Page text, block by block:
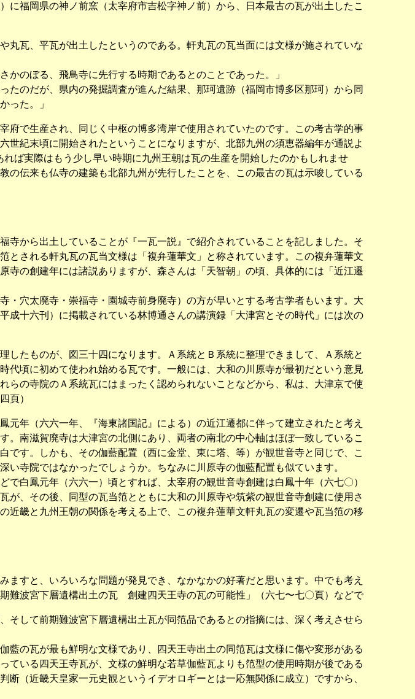
に福岡県の神ノ前窯（太宰府市吉松字神ノ前）から、日本最古の瓦が出土したこ
瓦、平瓦が出土したというのである。軒丸瓦の瓦当面には文様が施されていな
のぼる、飛鳥寺に先行する時期であるとのことであった。」
のだが、県内の発掘調査が進んだ結果、那珂遺跡（福岡市博多区那珂）から同
った。」
で生産され、同じく中枢の博多湾岸で使用されていたのです。この考古学的事
世紀末頃に開始されたということになりますが、北部九州の須恵器編年が通説よ
ば実際はもう少し早い時期に九州王朝は瓦の生産を開始したのかもしれませ
の伝来も仏寺の建築も北部九州が先行したことを、この最古の瓦は示唆している
から出土していることが『一瓦一説』で紹介されていることを記しました。そ
とされる軒丸瓦の瓦当文様は「複弁蓮華文」と称されています。この複弁蓮華文
寺の創建年には諸説ありますが、森さんは「天智朝」の頃、具体的には「近江遷
穴太廃寺・崇福寺・園城寺前身廃寺）の方が早いとする考古学者もいます。大
成十六刊）に掲載されている林博通さんの講演録「大津宮とその時代」には次の
たものが、図三十四になります。Ａ系統とＢ系統に整理できまして、Ａ系統と
代頃に初めて使われ始める瓦です。一般には、大和の川原寺が最初だという意見
らの寺院のＡ系統瓦にはまったく認められないことなどから、私は、大津京で使
頁）
年（六六一年、『海東諸国記』による）の近江遷都に伴って建立されたと考え
。南滋賀廃寺は大津宮の北側にあり、両者の南北の中心軸はほぼ一致しているこ
です。しかも、その伽藍配置（西に金堂、東に塔、等）が観世音寺と同じで、こ
寺院ではなかったでしょうか。ちなみに川原寺の伽藍配置も似ています。
白鳳元年（六六一）頃とすれば、太宰府の観世音寺創建は白鳳十年（六七〇）
が、その後、同型の瓦当笵とともに大和の川原寺や筑紫の観世音寺創建に使用さ
近畿と九州王朝の関係を考える上で、この複弁蓮華文軒丸瓦の変遷や瓦当笵の移
すと、いろいろな問題が発見でき、なかなかの好著だと思います。中でも考え
難波宮下層遺構出土の瓦 創建四天王寺の瓦の可能性」（六七〜七〇頁）などで
そして前期難波宮下層遺構出土瓦が同笵品であるとの指摘には、深く考えさせら
の瓦が最も鮮明な文様であり、四天王寺出土の同笵瓦は文様に傷や変形がある
ている四天王寺瓦が、文様の鮮明な若草伽藍瓦よりも笵型の使用時期が後である
（近畿天皇家一元史観というイデオロギーとは一応無関係に成立）ですから、